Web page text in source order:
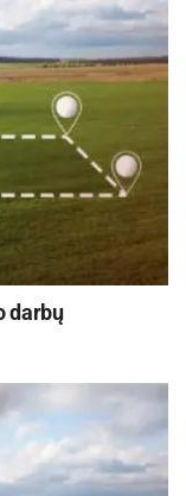
sen.,
r. sav.
g. 22,
Mickūnų
Vilniaus r. sav.
g. 22,
Mickūnų
Vilniaus r. sav.
darbų
darbų